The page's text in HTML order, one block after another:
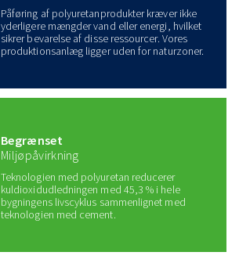
Påføring af polyuretanprodukter kræver ikke
yderligere mængder vand eller energi, hvilket
sikrer bevarelse af disse ressourcer. Vores
produktionsanlæg ligger uden for naturzoner.
Begrænset
Miljøpåvirkning
Teknologien med polyuretan reducerer
kuldioxidudledningen med 45,3 % i hele
bygningens livscyklus sammenlignet med
teknologien med cement.